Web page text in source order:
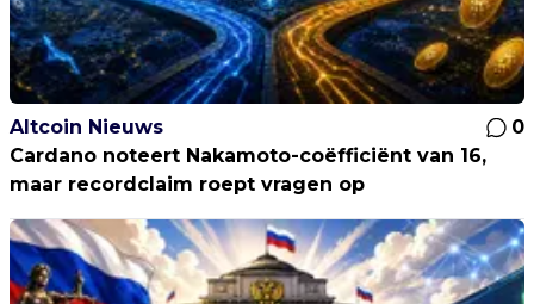
Altcoin Nieuws
0
Cardano noteert Nakamoto-coëfficiënt van 16,
maar recordclaim roept vragen op